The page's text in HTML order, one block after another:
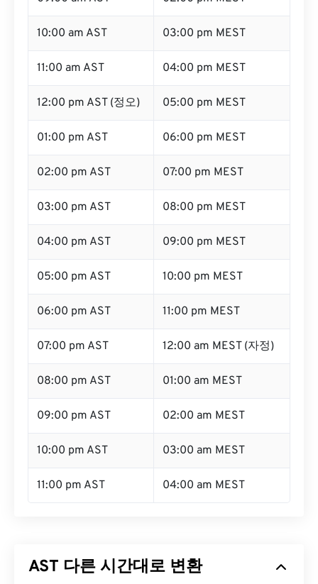
10:00 am AST 03:00 pm MEST
11:00 am AST 04:00 pm MEST
12:00 pm AST (정오) 05:00 pm MEST
01:00 pm AST 06:00 pm MEST
02:00 pm AST 07:00 pm MEST
03:00 pm AST 08:00 pm MEST
04:00 pm AST 09:00 pm MEST
05:00 pm AST 10:00 pm MEST
06:00 pm AST 11:00 pm MEST
07:00 pm AST 12:00 am MEST (자정)
08:00 pm AST 01:00 am MEST
09:00 pm AST 02:00 am MEST
10:00 pm AST 03:00 am MEST
11:00 pm AST 04:00 am MEST
AST 다른 시간대로 변환